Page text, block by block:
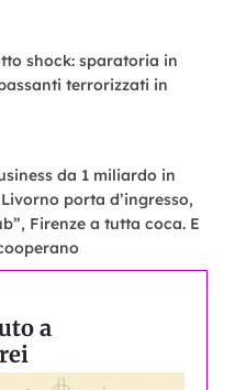
shock: sparatoria in
terrorizzati in
da 1 miliardo in
porta d’ingresso,
Firenze a tutta coca. E
a